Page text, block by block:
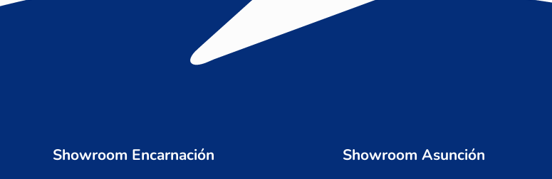
Showroom Encarnación Showroom Asunción